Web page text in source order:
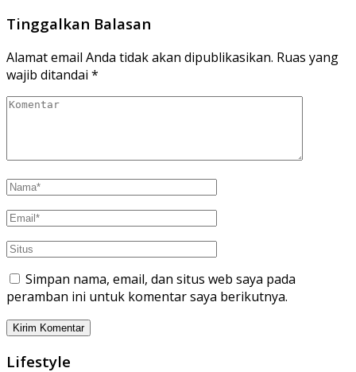
Tinggalkan Balasan
Alamat email Anda tidak akan dipublikasikan. Ruas yang
wajib ditandai *
Simpan nama, email, dan situs web saya pada
peramban ini untuk komentar saya berikutnya.
Lifestyle